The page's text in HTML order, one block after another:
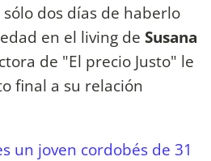
dos días de haberlo
en el living de Susana
de "El precio Justo" le
final a su relación
un joven cordobés de 31